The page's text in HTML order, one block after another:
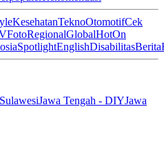
KesehatanTeknoOtomotifCek
FotoRegionalGlobalHotOn
SpotlightEnglishDisabilitasBerita
SulawesiJawa Tengah - DIYJawa